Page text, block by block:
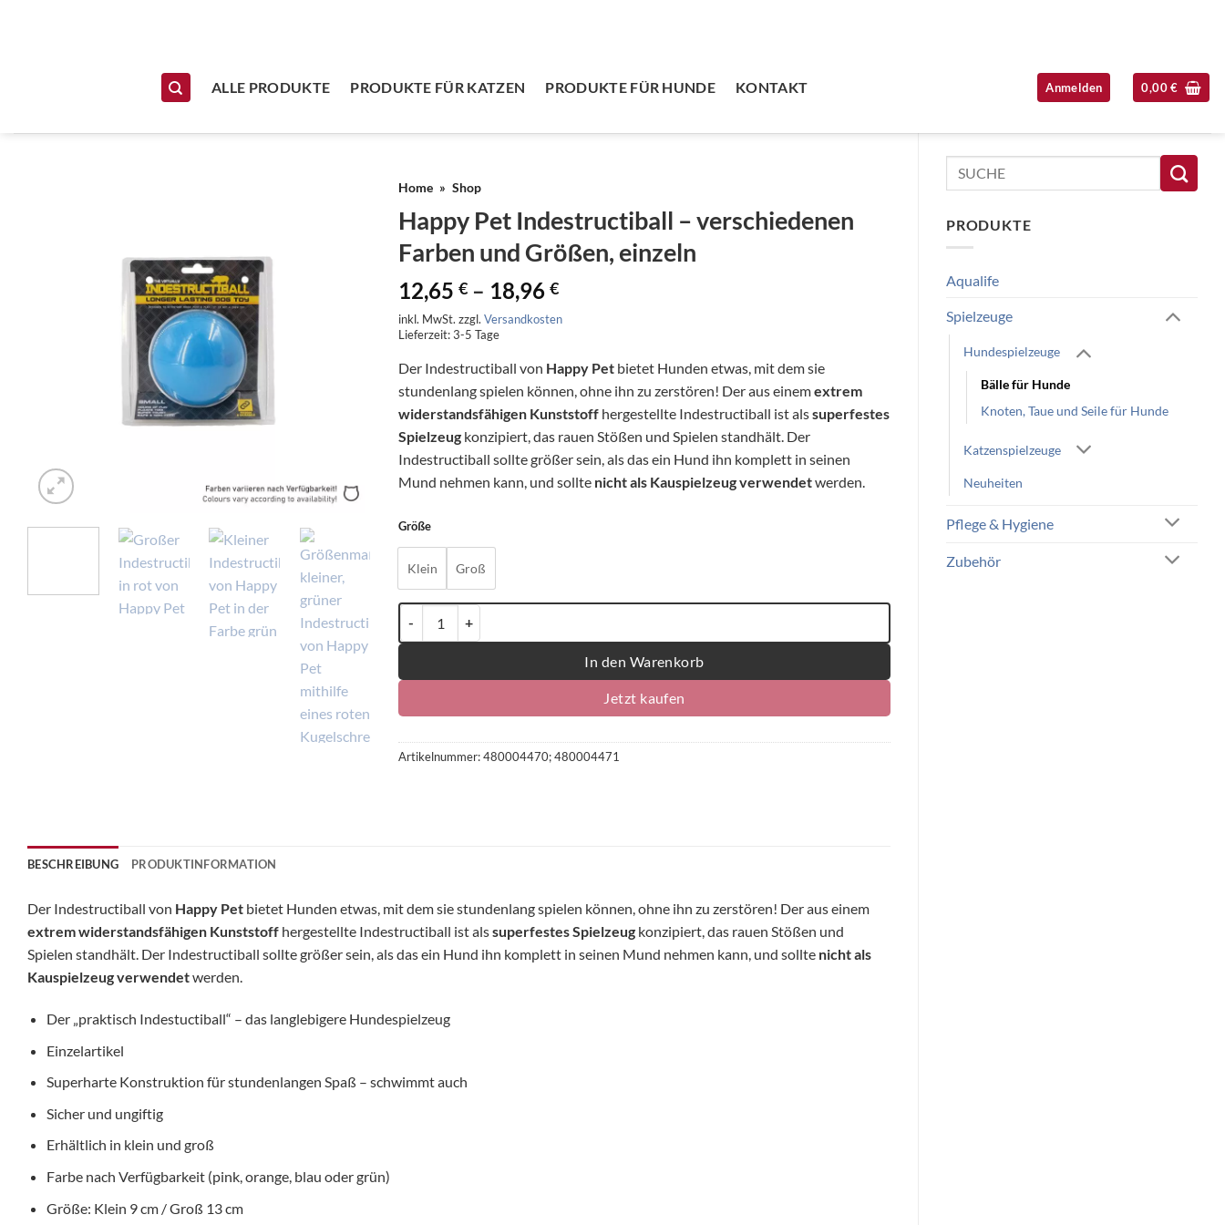
ALLE PRODUKTE
PRODUKTE FÜR KATZEN PRODUKTE FÜR HUNDE KONTAKT Anmelden 0,00€
Suchen
nach:
PRODUKTE
Aqualife
Spielzeuge
Hundespielzeuge
Bälle für Hunde
Knoten, Taue und Seile für Hunde
Katzenspielzeuge
Neuheiten
Pflege & Hygiene
Zubehör
Home » Shop
Happy Pet Indestructiball – verschiedenen
Farben und Größen, einzeln
12,65€ – 18,96€
inkl. MwSt. zzgl.Versandkosten
Lieferzeit:3-5 Tage
Der Indestructiball von Happy Pet bietet Hunden etwas, mit dem sie
stundenlang spielen können, ohne ihn zu zerstören! Der aus einemextrem
widerstandsfähigen Kunststoff hergestellte Indestructiball ist alssuperfestes
Spielzeug konzipiert, das rauen Stößen und Spielen standhält. Der
Indestructiball sollte größer sein, als das ein Hund ihn komplett in seinen
Mund nehmen kann, und sollte nicht als Kauspielzeug verwendetwerden.
Größe
Klein Groß
In den Warenkorb
Jetzt kaufen
Artikelnummer:480004470; 480004471
BESCHREIBUNG PRODUKTINFORMATION
Der Indestructiball von Happy Pet bietet Hunden etwas, mit dem sie stundenlang spielen können, ohne ihn zu zerstören! Der aus einem
extrem widerstandsfähigen Kunststoff hergestellte Indestructiball ist alssuperfestes Spielzeug konzipiert, das rauen Stößen und
Spielen standhält. Der Indestructiball sollte größer sein, als das ein Hund ihn komplett in seinen Mund nehmen kann, und sollte nicht als
Kauspielzeug verwendetwerden.
Der „praktisch Indestuctiball“ – das langlebigere Hundespielzeug
Einzelartikel
Superharte Konstruktion für stundenlangen Spaß – schwimmt auch
Sicher und ungiftig
Erhältlich in klein und groß
Farbe nach Verfügbarkeit (pink, orange, blau oder grün)
Größe: Klein 9 cm / Groß 13 cm